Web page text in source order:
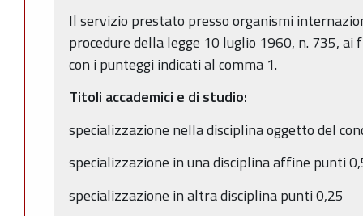
Il servizio prestato presso organismi
procedure della legge 10 luglio 1960, n. 735,
con i punteggi indicati al comma 1.
Titoli accademici e di studio:
specializzazione nella disciplina oggetto del
specializzazione in una disciplina affine punti
specializzazione in altra disciplina punti 0,25